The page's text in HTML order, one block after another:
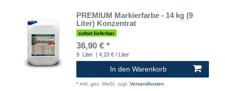
PREMIUM Markierfarbe - 14 kg (9
Liter) Konzentrat
sofort lieferbar
36,90 € *
9 Liter | 4,10 € / Liter
In den Warenkorb
* inkl. ges. MwSt. zzgl. Versandkosten